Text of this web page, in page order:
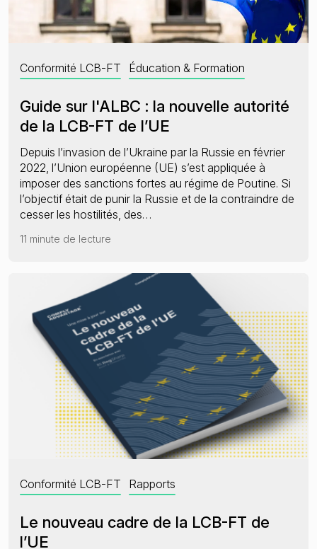
Conformité LCB-FT Éducation & Formation
Guide sur l'ALBC : la nouvelle autorité
de la LCB-FT de l’UE
Depuis l’invasion de l’Ukraine par la Russie en février
2022, l’Union européenne (UE) s’est appliquée à
imposer des sanctions fortes au régime de Poutine. Si
l’objectif était de punir la Russie et de la contraindre de
cesser les hostilités, des…
11 minute de lecture
Conformité LCB-FT Rapports
Le nouveau cadre de la LCB-FT de
l’UE